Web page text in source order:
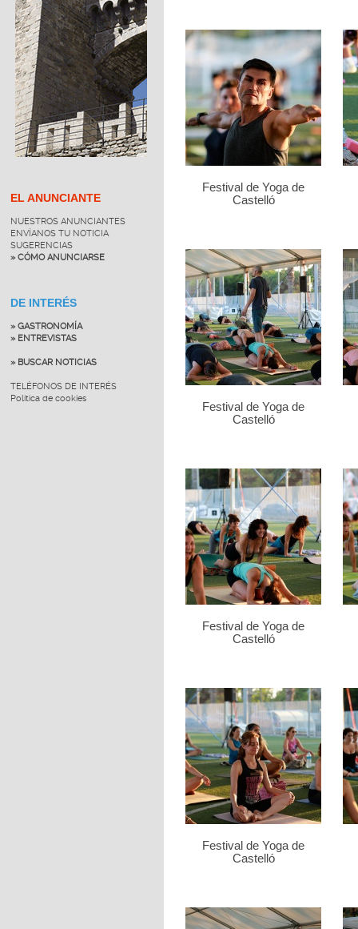
EL ANUNCIANTE
NUESTROS ANUNCIANTES
ENVÍANOS TU NOTICIA
SUGERENCIAS
» CÓMO ANUNCIARSE
DE INTERÉS
» GASTRONOMÍA
» ENTREVISTAS
» BUSCAR NOTICIAS
TELÉFONOS DE INTERÉS
Política de cookies
Festival de Yoga de
Castelló
Festival de Yoga de
Castelló
Festival de Yoga de
Castelló
Festival de Yoga de
Castelló